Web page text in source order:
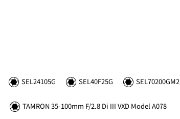
SEL24105G SEL40F25G SEL70200GM2
TAMRON 35-100mm F/2.8 Di III VXD Model A078